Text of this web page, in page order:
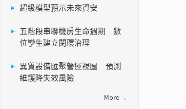
超級模型預示未來資安
五階段串聯機房生命週期 數
位孿生建立閉環治理
異質設備匯聚營運視圖 預測
維護降失效風險
More →